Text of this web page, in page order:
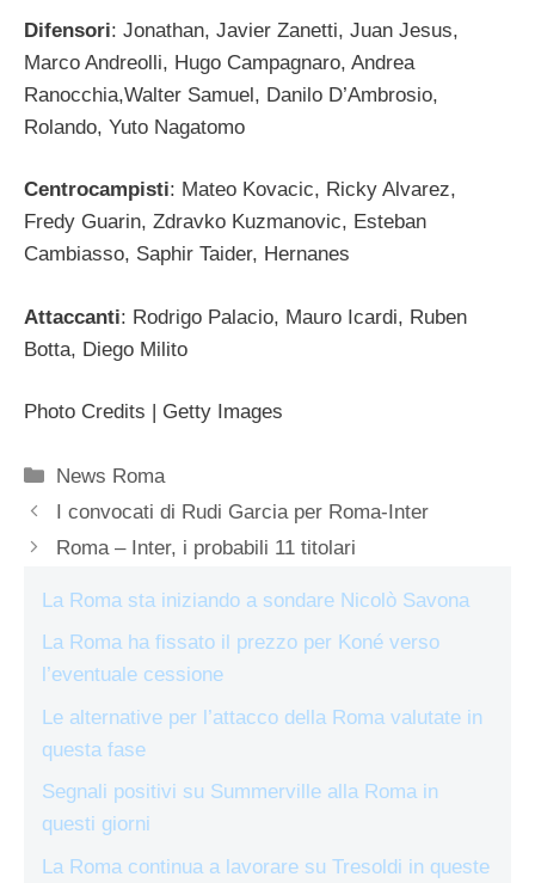
Difensori: Jonathan, Javier Zanetti, Juan Jesus,
Marco Andreolli, Hugo Campagnaro, Andrea
Ranocchia,Walter Samuel, Danilo D’Ambrosio,
Rolando, Yuto Nagatomo
Centrocampisti: Mateo Kovacic, Ricky Alvarez,
Fredy Guarin, Zdravko Kuzmanovic, Esteban
Cambiasso, Saphir Taider, Hernanes
Attaccanti: Rodrigo Palacio, Mauro Icardi, Ruben
Botta, Diego Milito
Photo Credits | Getty Images
Categorie
News Roma
I convocati di Rudi Garcia per Roma-Inter
Roma – Inter, i probabili 11 titolari
La Roma sta iniziando a sondare Nicolò Savona
La Roma ha fissato il prezzo per Koné verso
l’eventuale cessione
Le alternative per l’attacco della Roma valutate in
questa fase
Segnali positivi su Summerville alla Roma in
questi giorni
La Roma continua a lavorare su Tresoldi in queste